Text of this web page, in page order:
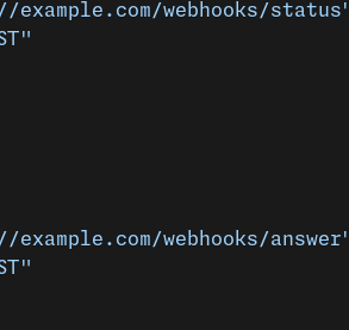
example.com/webhooks/
example.com/webhooks/